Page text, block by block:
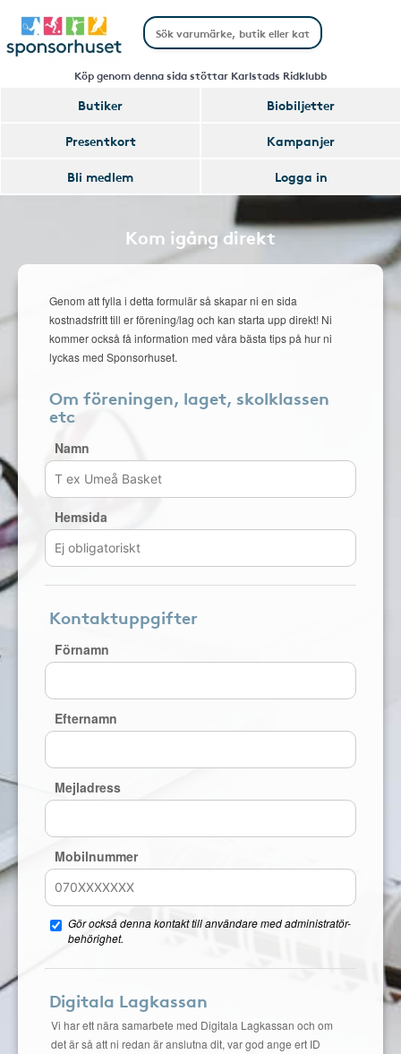
Köp genom denna sida stöttar Karlstads Ridklubb
Butiker
Biobiljetter
Presentkort
Kampanjer
Bli medlem
Logga in
Kom igång direkt
Genom att fylla i detta formulär så skapar ni en sida
kostnadsfritt till er förening/lag och kan starta upp direkt! Ni
kommer också få information med våra bästa tips på hur ni
lyckas med Sponsorhuset.
Om föreningen, laget, skolklassen
etc
Namn
Hemsida
Kontaktuppgifter
Förnamn
Efternamn
Mejladress
Mobilnummer
Gör också denna kontakt till användare med administratör-
behörighet.
Digitala Lagkassan
Vi har ett nära samarbete med Digitala Lagkassan och om
det är så att ni redan är anslutna dit, var god ange ert ID